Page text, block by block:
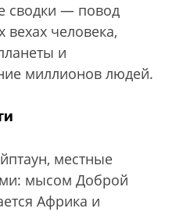
сводки — повод
человека,
и
миллионов людей.
местные
мысом Доброй
Африка и